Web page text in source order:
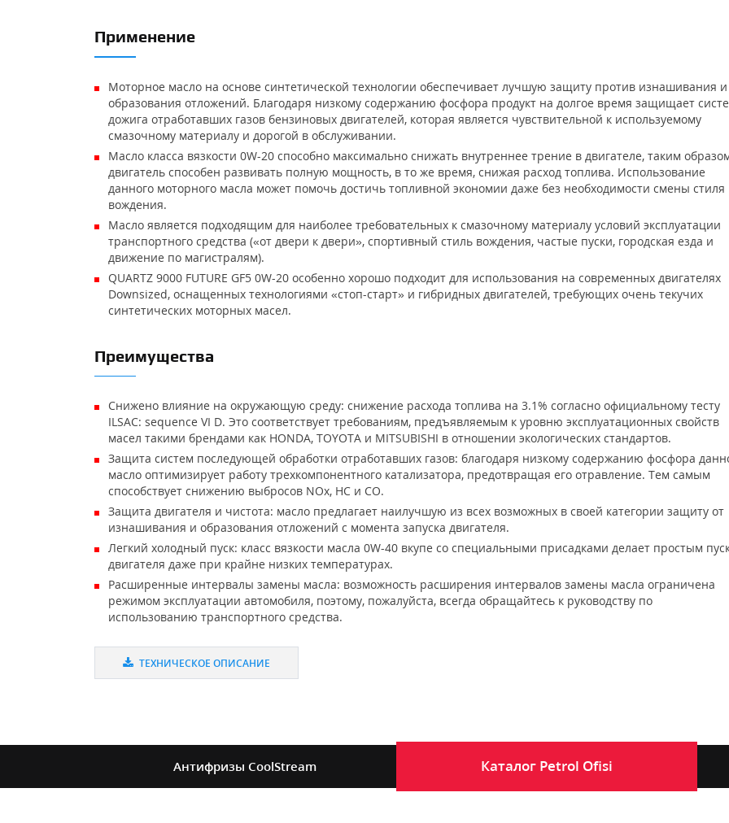
Применение
Моторное масло на основе синтетической технологии обеспечивает лучшую защиту против изнашивания и
образования отложений. Благодаря низкому содержанию фосфора продукт на долгое время защищает
дожига отработавших газов бензиновых двигателей, которая является чувствительной к используемому
смазочному материалу и дорогой в обслуживании.
Масло класса вязкости 0W-20 способно максимально снижать внутреннее трение в двигателе, таким
двигатель способен развивать полную мощность, в то же время, снижая расход топлива. Использование
данного моторного масла может помочь достичь топливной экономии даже без необходимости смены стиля
вождения.
Масло является подходящим для наиболее требовательных к смазочному материалу условий эксплуатации
транспортного средства («от двери к двери», спортивный стиль вождения, частые пуски, городская езда и
движение по магистралям).
QUARTZ 9000 FUTURE GF5 0W-20 особенно хорошо подходит для использования на современных двигателях
Downsized, оснащенных технологиями «стоп-старт» и гибридных двигателей, требующих очень текучих
синтетических моторных масел.
Преимущества
Снижено влияние на окружающую среду: снижение расхода топлива на 3.1% согласно официальному тесту
ILSAC: sequence VI D. Это соответствует требованиям, предъявляемым к уровню эксплуатационных свойств
масел такими брендами как HONDA, TOYOTA и MITSUBISHI в отношении экологических стандартов.
Защита систем последующей обработки отработавших газов: благодаря низкому содержанию фосфора
масло оптимизирует работу трехкомпонентного катализатора, предотвращая его отравление. Тем самым
способствует снижению выбросов NOx, HC и CO.
Защита двигателя и чистота: масло предлагает наилучшую из всех возможных в своей категории защиту от
изнашивания и образования отложений с момента запуска двигателя.
Легкий холодный пуск: класс вязкости масла 0W-40 вкупе со специальными присадками делает простым
двигателя даже при крайне низких температурах.
Расширенные интервалы замены масла: возможность расширения интервалов замены масла ограничена
режимом эксплуатации автомобиля, поэтому, пожалуйста, всегда обращайтесь к руководству по
использованию транспортного средства.
ТЕХНИЧЕСКОЕ ОПИСАНИЕ
Антифризы CoolStream Каталог Petrol Ofisi